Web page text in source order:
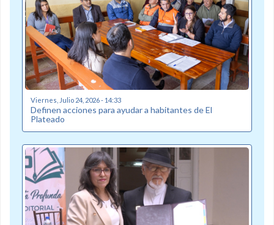
Viernes, Julio 24, 2026 - 14:33
Definen acciones para ayudar a habitantes de El
Plateado